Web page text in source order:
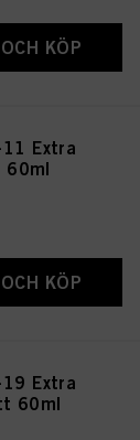
KÖP
11 Extra
60ml
KÖP
19 Extra
60ml